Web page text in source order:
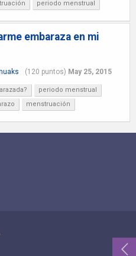
periodo menstrual
embaraza en mi
(120 puntos) May 25, 2015
periodo menstrual
menstruación